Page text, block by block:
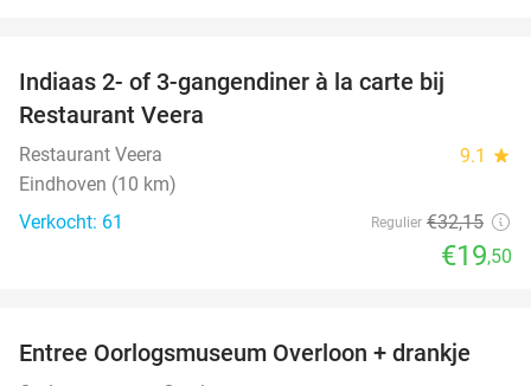
Indiaas 2- of 3-gangendiner à la carte bij
Restaurant Veera
Restaurant Veera 9.1 star
Eindhoven (10 km)
Verkocht: 61
Regulier €32,15
€19,50
15%
Entree Oorlogsmuseum Overloon + drankje